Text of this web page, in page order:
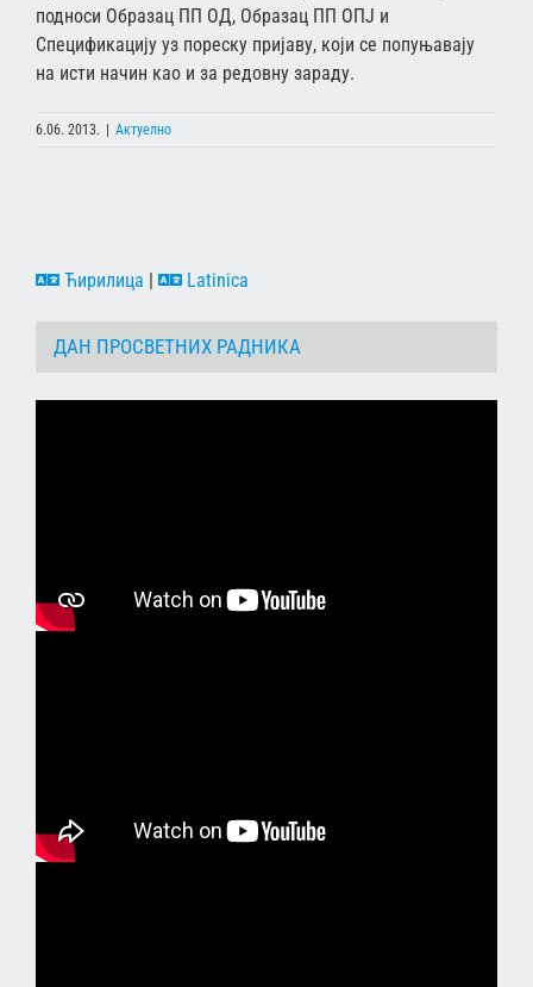
подноси Образац ПП ОД, Образац ПП ОПЈ и
Спецификацију уз пореску пријаву, који се попуњавају
на исти начин као и за редовну зараду.
6.06. 2013. | Актуелно
Ћирилица | Latinica
ДАН ПРОСВЕТНИХ РАДНИКА